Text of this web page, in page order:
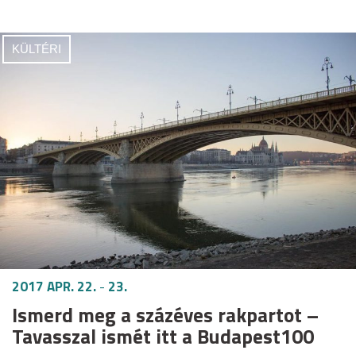
KÜLTÉRI
2017 APR. 22.- 23.
Ismerd meg a százéves rakpartot –
Tavasszal ismét itt a Budapest100